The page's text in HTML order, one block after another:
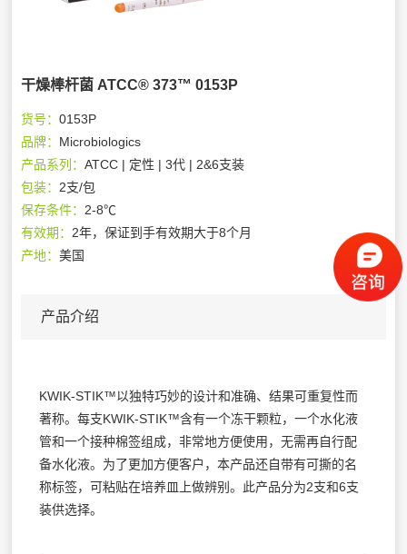
干燥棒杆菌 ATCC® 373™ 0153P
货号：0153P
品牌： Microbiologics
产品系列：ATCC | 定性 | 3代 | 2&6支装
包装： 2支/包
保存条件： 2-8℃
有效期： 2年，保证到手有效期大于8个月
产地：美国
产品介绍
KWIK-STIK™以独特巧妙的设计和准确、结果可重复性而
著称。每支KWIK-STIK™含有一个冻干颗粒，一个水化液
管和一个接种棉签组成，非常地方便使用，无需再自行配
备水化液。为了更加方便客户，本产品还自带有可撕的名
称标签，可粘贴在培养皿上做辨别。此产品分为2支和6支
装供选择。